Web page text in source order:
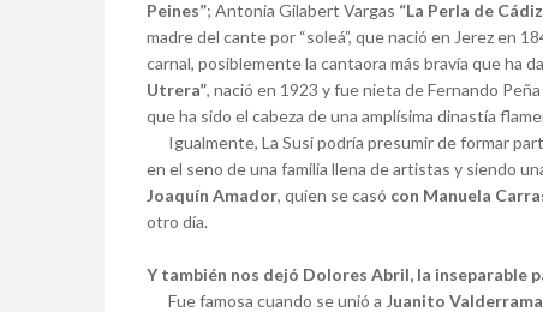
Peines”; Antonia Gilabert Vargas “La Perla de
madre del cante por “soleá”, que nació en Jerez en
carnal, posiblemente la cantaora más bravía que ha
Utrera”, nació en 1923 y fue nieta de Fernando
que ha sido el cabeza de una amplísima dinastía
Igualmente, La Susi podría presumir de formar
en el seno de una familia llena de artistas y siendo
Joaquín Amador, quien se casó con Manuela
otro día.
Y también nos dejó Dolores Abril, la inseparable
Fue famosa cuando se unió a Juanito Valderrama